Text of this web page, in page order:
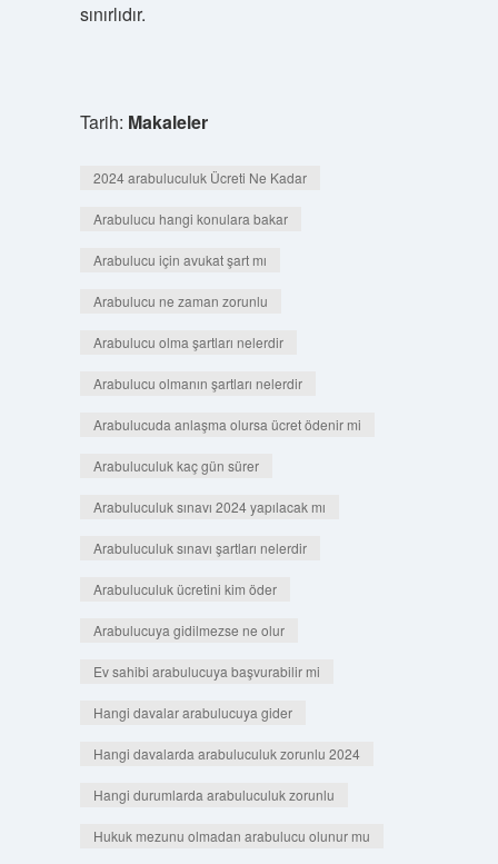
sınırlıdır.
Tarih: Makaleler
2024 arabuluculuk Ücreti Ne Kadar
Arabulucu hangi konulara bakar
Arabulucu için avukat şart mı
Arabulucu ne zaman zorunlu
Arabulucu olma şartları nelerdir
Arabulucu olmanın şartları nelerdir
Arabulucuda anlaşma olursa ücret ödenir mi
Arabuluculuk kaç gün sürer
Arabuluculuk sınavı 2024 yapılacak mı
Arabuluculuk sınavı şartları nelerdir
Arabuluculuk ücretini kim öder
Arabulucuya gidilmezse ne olur
Ev sahibi arabulucuya başvurabilir mi
Hangi davalar arabulucuya gider
Hangi davalarda arabuluculuk zorunlu 2024
Hangi durumlarda arabuluculuk zorunlu
Hukuk mezunu olmadan arabulucu olunur mu